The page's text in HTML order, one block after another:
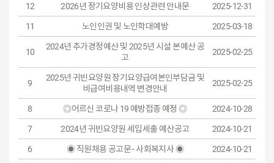
12 2026년 장기요양비용 인상관련 안내문 2025-12-31
11 노인인권 및 노인학대예방 2025-03-18
10
2024년 추가경정예산 및 2025년 시설 본예산 공
고
2025-02-25
9
2025년 귀빈요양원 장기요양급여본인부담금 및
비급여비용내역 변경안내
2025-02-25
8 ◎어르신 코로나 19 예방접종 예정 ◎ 2024-10-28
7 2024년 귀빈요양원 세입세출 예산공고 2024-10-21
6 ◉ 직원채용 공고문 - 사회복지사 ◉ 2024-10-21